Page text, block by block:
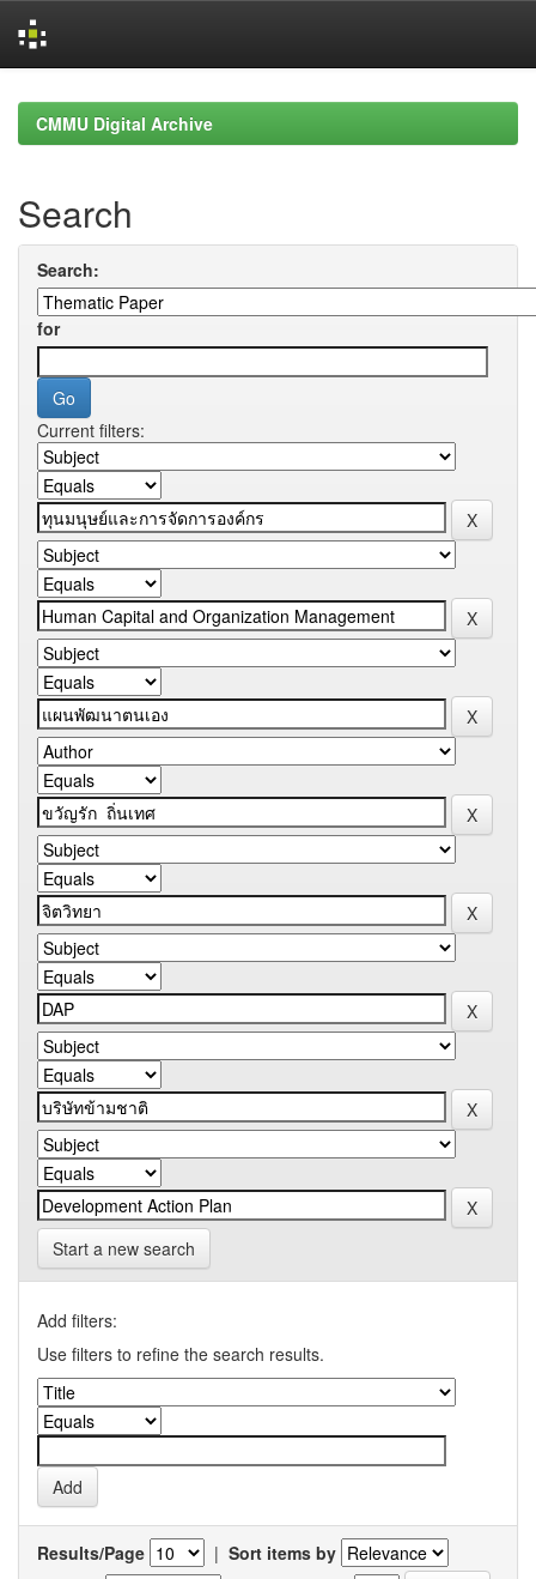
navigationCMMU Digital Archive
Search
Search:
for
Current filters:
Start a new search
Add filters:
Use filters to refine the search results.
Results/Page | Sort items by